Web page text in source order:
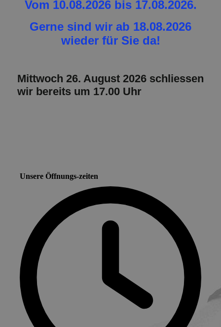
Vom 10.08.2026 bis 17.08.2026.
Gerne sind wir ab 18.08.2026
wieder für Sie da!
Mittwoch 26. August 2026 schliessen
wir bereits um 17.00 Uhr
Unsere Öffnungs-zeiten